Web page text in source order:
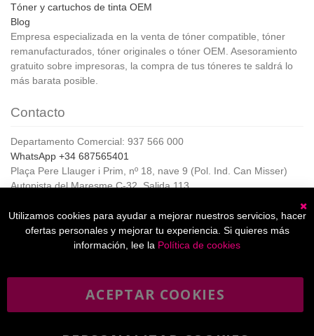
Tóner y cartuchos de tinta OEM
Blog
Empresa especializada en la venta de tóner compatible, tóner
remanufacturados, tóner originales o tóner OEM. Asesoramiento
gratuito sobre impresoras, la compra de tus tóneres te saldrá lo
más barata posible.
Contacto
Departamento Comercial: 937 566 000
WhatsApp +34 687565401
Plaça Pere Llauger i Prim, nº 18, nave 9 (Pol. Ind. Can Misser)
Autopista del Maresme C-32, Salida 113
Horario de Atención al cliente:
De lunes a jueves de 8:00 a 17:00,
Viernes de 8:00 a 15:00
informativo
Utilizamos cookies para ayudar a mejorar nuestros servicios, hacer
ofertas personales y mejorar tu experiencia. Si quieres más
información, lee la Política de cookies
ACEPTAR COOKIES